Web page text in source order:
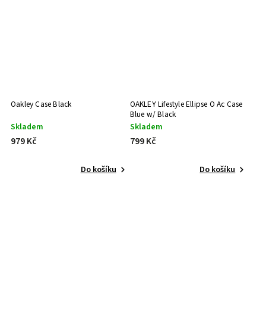
Oakley Case Black
Skladem
979 Kč
Do košíku
OAKLEY Lifestyle Ellipse O Ac Case
Blue w/ Black
Skladem
799 Kč
Do košíku